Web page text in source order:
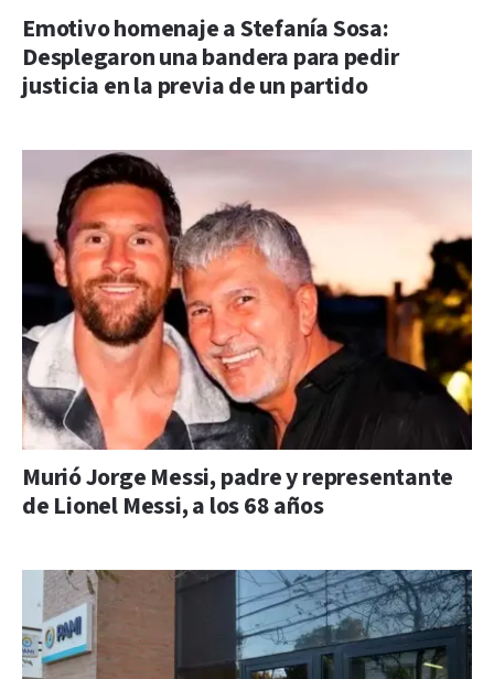
Emotivo homenaje a Stefanía Sosa:
Desplegaron una bandera para pedir
justicia en la previa de un partido
Murió Jorge Messi, padre y representante
de Lionel Messi, a los 68 años